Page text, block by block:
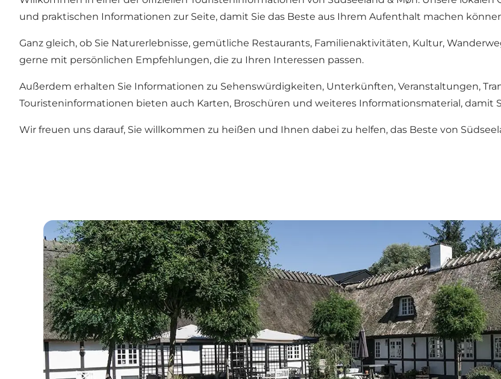
und praktischen Informationen zur Seite, damit Sie das Beste aus Ihrem Aufenthalt machen
Ganz gleich, ob Sie Naturerlebnisse, gemütliche Restaurants, Familienaktivitäten, Kultur,
gerne mit persönlichen Empfehlungen, die zu Ihren Interessen passen.
Außerdem erhalten Sie Informationen zu Sehenswürdigkeiten, Unterkünften, Veranstaltungen,
Touristeninformationen bieten auch Karten, Broschüren und weiteres Informationsmaterial, damit
Wir freuen uns darauf, Sie willkommen zu heißen und Ihnen dabei zu helfen, das Beste von